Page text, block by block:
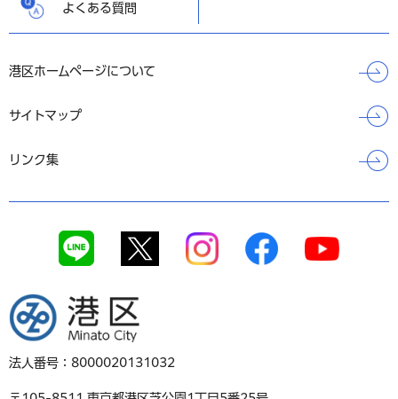
よくある質問
港区ホームページについて
サイトマップ
リンク集
港区
法人番号：8000020131032